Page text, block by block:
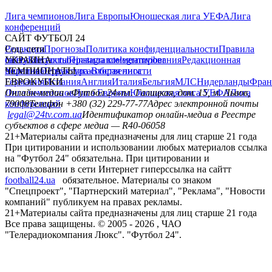
Лига чемпионовЛига ЕвропыЮношеская лига УЕФАЛига
конференций
САЙТ ФУТБОЛ 24
РедакцияПрогнозыПолитика конфиденциальностиПравила
сайтуКонтактыПравила комментированияРедакционная
политикаСтруктура собственности
Соц. сети
facebookxyoutubeinstagramtelegramviber
УКРАИНА
УкраинаПервая лигаВторая лига
ЧЕМПИОНАТЫ
ГерманияИспанияАнглияИталияБельгияМЛСНидерланды
ЕВРОКУБКИ
Лига чемпионовЛига ЕвропыЮношеская лига УЕФАЛига
конференций
Онлайн-медиа «Футбол 24»пл. Галицкая, дом. 15, м. Львов,
79008Телефон +380 (32) 229-77-77Адрес электронной почты
legal@24tv.com.uaИдентификатор онлайн-медиа в Реестре
субъектов в сфере медиа — R40-06058
21+Материалы сайта предназначены для лиц старше 21 года
При цитировании и использовании любых материалов ссылка
на "Футбол 24" обязательна. При цитировании и
использовании в сети Интернет гиперссылка на сайтт
football24.ua
обязательное. Материалы со знаком
"Спецпроект", "Партнерский материал", "Реклама", "Новости
компаний" публикуем на правах рекламы.
21+Материалы сайта предназначены для лиц старше 21 года
Все права защищены. © 2005 - 2026 , ЧАО
"Телерадиокомпания Люкс". "Футбол 24".